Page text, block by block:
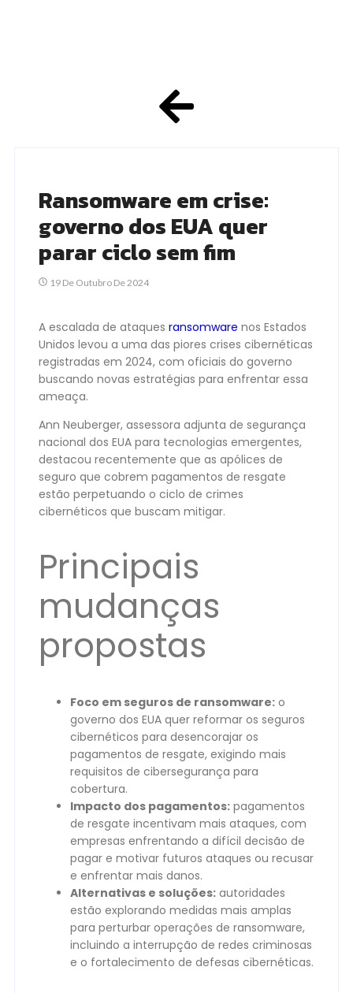
Ransomware em crise:
governo dos EUA quer
parar ciclo sem fim
19 De Outubro De 2024
A escalada de ataques ransomware nos Estados
Unidos levou a uma das piores crises cibernéticas
registradas em 2024, com oficiais do governo
buscando novas estratégias para enfrentar essa
ameaça.
Ann Neuberger, assessora adjunta de segurança
nacional dos EUA para tecnologias emergentes,
destacou recentemente que as apólices de
seguro que cobrem pagamentos de resgate
estão perpetuando o ciclo de crimes
cibernéticos que buscam mitigar.
Principais
mudanças
propostas
Foco em seguros de ransomware: o
governo dos EUA quer reformar os seguros
cibernéticos para desencorajar os
pagamentos de resgate, exigindo mais
requisitos de cibersegurança para
cobertura.
Impacto dos pagamentos: pagamentos
de resgate incentivam mais ataques, com
empresas enfrentando a difícil decisão de
pagar e motivar futuros ataques ou recusar
e enfrentar mais danos.
Alternativas e soluções: autoridades
estão explorando medidas mais amplas
para perturbar operações de ransomware,
incluindo a interrupção de redes criminosas
e o fortalecimento de defesas cibernéticas.